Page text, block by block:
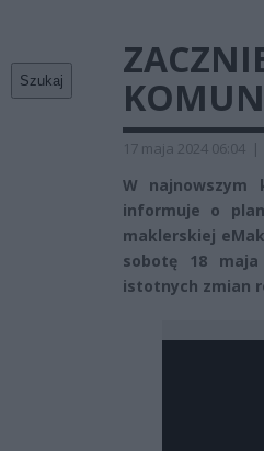
Szukaj
17 maja 2024 06:04 |
W najnowszym
informuje o
maklerskiej
sobotę 18
istotnych zmian